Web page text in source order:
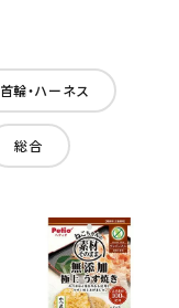
首輪・ハーネス
総合